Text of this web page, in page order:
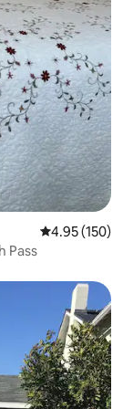
औसत रेटिंग 5 में से
4.95 (150)
Pass